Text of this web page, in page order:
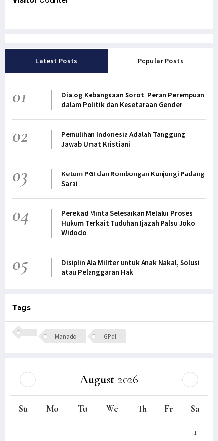
Latest Posts Popular Posts
01
Dialog Kebangsaan Soroti Peran Perempuan
dalam Politik dan Kesetaraan Gender
02
Pemulihan Indonesia Adalah Tanggung
Jawab Umat Kristiani
03
Ketum PGI dan Rombongan Kunjungi Padang
Sarai
04
Perekad Minta Selesaikan Melalui Proses
Hukum Terkait Tuduhan Ijazah Palsu Joko
Widodo
05
Disiplin Ala Militer untuk Anak Nakal, Solusi
atau Pelanggaran Hak
Tags
Manado GPdI
August 2026
Su Mo Tu We Th Fr Sa
1